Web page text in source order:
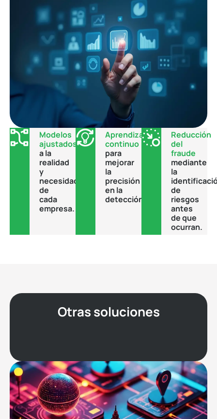
Modelos
ajustados
a la
realidad
y
necesidades
de
cada
empresa.
Aprendizaje
continuo
para
mejorar
la
precisión
en la
detección.
Reducción
del
fraude
mediante
la
de
riesgos
antes
de que
ocurran.
Otras soluciones